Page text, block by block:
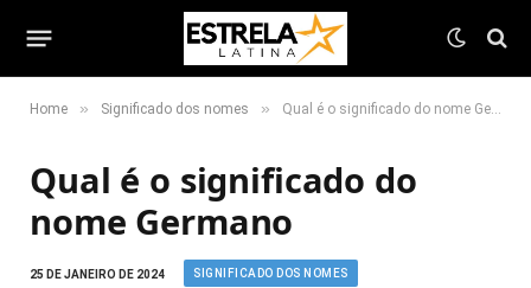
Home » Significado dos nomes » Qual é o significado do nome Germano
Qual é o significado do
nome Germano
25 DE JANEIRO DE 2024 SIGNIFICADO DOS NOMES